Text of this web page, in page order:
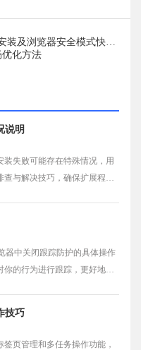
优化方法
说明
装失败可能存在特殊情况，用
查与解决技巧，确保扩展程序
器中关闭跟踪防护的具体操作
的行为进行跟踪，更好地保
技巧
签页管理和多任务操作功能，